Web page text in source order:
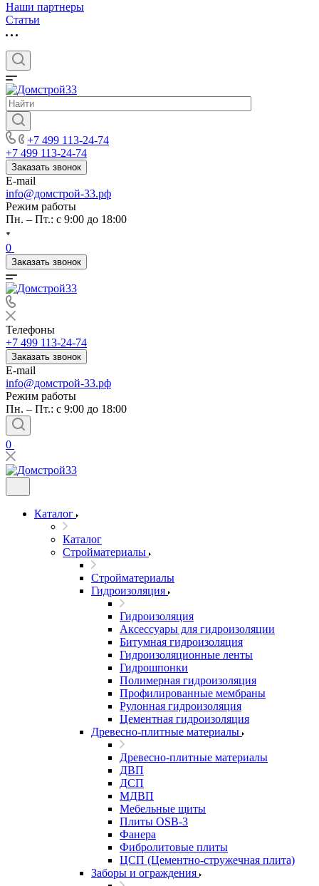
Наши партнеры
Статьи
+7 499 113-24-74
+7 499 113-24-74
Заказать звонок
E-mail
info@домстрой-33.рф
Режим работы
Пн. – Пт.: с 9:00 до 18:00
0
Заказать звонок
Телефоны
+7 499 113-24-74
Заказать звонок
E-mail
info@домстрой-33.рф
Режим работы
Пн. – Пт.: с 9:00 до 18:00
0
Каталог
Каталог
Стройматериалы
Стройматериалы
Гидроизоляция
Гидроизоляция
Аксессуары для гидроизоляции
Битумная гидроизоляция
Гидроизоляционные ленты
Гидрошпонки
Полимерная гидроизоляция
Профилированные мембраны
Рулонная гидроизоляция
Цементная гидроизоляция
Древесно-плитные материалы
Древесно-плитные материалы
ДВП
ДСП
МДВП
Мебельные щиты
Плиты OSB-3
Фанера
Фибролитовые плиты
ЦСП (Цементно-стружечная плита)
Заборы и ограждения